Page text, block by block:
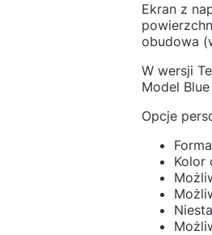
Ekran z
obudowa
W wersji
Model
Opcje
Kolor